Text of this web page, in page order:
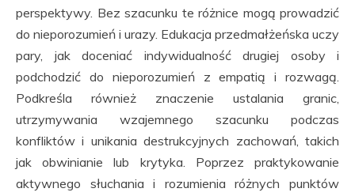
perspektywy. Bez szacunku te różnice mogą prowadzić
do nieporozumień i urazy. Edukacja przedmałżeńska uczy
pary, jak doceniać indywidualność drugiej osoby i
podchodzić do nieporozumień z empatią i rozwagą.
Podkreśla również znaczenie ustalania granic,
utrzymywania wzajemnego szacunku podczas
konfliktów i unikania destrukcyjnych zachowań, takich
jak obwinianie lub krytyka. Poprzez praktykowanie
aktywnego słuchania i rozumienia różnych punktów